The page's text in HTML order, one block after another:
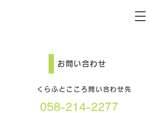
お問い合わせ
くらふとこころ問い合わせ先
​058-214-2277